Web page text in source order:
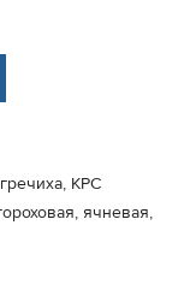
КРС
ячневая,